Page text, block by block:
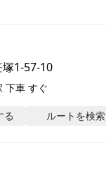
1-57-10
下車 すぐ
る ルートを検索